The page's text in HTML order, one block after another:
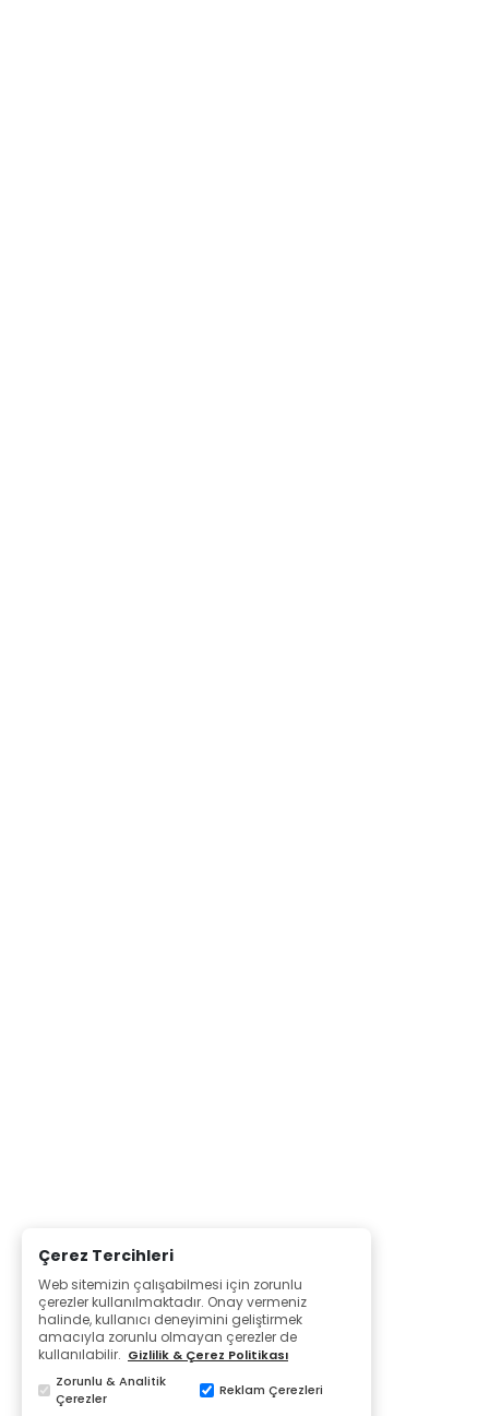
Çerez Tercihleri
Web sitemizin çalışabilmesi için zorunlu
çerezler kullanılmaktadır. Onay vermeniz
halinde, kullanıcı deneyimini geliştirmek
amacıyla zorunlu olmayan çerezler de
kullanılabilir. Gizlilik & Çerez Politikası
Zorunlu & Analitik
Çerezler
Reklam Çerezleri